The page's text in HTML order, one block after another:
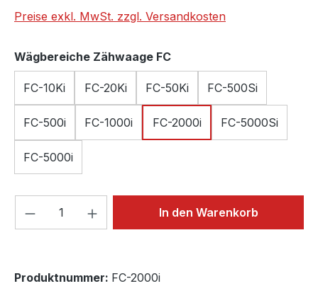
Preise exkl. MwSt. zzgl. Versandkosten
Wägbereiche Zähwaage FCauswählen
FC-10Ki FC-20Ki FC-50Ki FC-500Si
FC-500i FC-1000i FC-2000i FC-5000Si
FC-5000i
Produkt Anzahl: Gib denIn den Warenkorb
Produktnummer: FC-2000i